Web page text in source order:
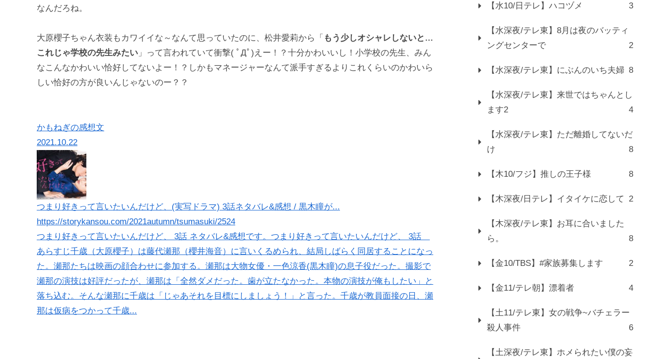
なんだろね。
大原櫻子ちゃん衣装もカワイイな～なんて思っていたのに、松井愛莉から「 もう少しオシャレしないと…
これじゃ学校の先生みたい 」って言われていて衝撃( ﾟДﾟ)えー！？十分かわいいし！小学校の先生、みん
なこんなかわいい恰好してないよー！？しかもマネージャーなんて派手すぎるよりこれくらいのかわいら
しい恰好の方が良いんじゃないのー？？
かもねぎの感想文
2021.10.22
つまり好きって言いたいんだけど、(実写ドラマ) 3話ネタバレ&感想 / 黒木瞳が...
https://storykansou.com/2021autumn/tsumasuki/2524
つまり好きって言いたいんだけど、 3話 ネタバレ&感想です。つまり好きって言いたいんだけど、 3話
あらすじ千歳（大原櫻子）は藤代瀬那（櫻井海音）に言いくるめられ、結局しばらく同居することになっ
た。瀬那たちは映画の顔合わせに参加する。瀬那は大物女優・一色涼香(黒木瞳)の息子役だった。撮影で
瀬那の演技は好評だったが、瀬那は「全然ダメだった。歯が立たなかった。本物の演技が俺もしたい」と
落ち込む。そんな瀬那に千歳は「じゃあそれを目標にしましょう！」と言った。千歳が教員面接の日、瀬
那は仮病をつかって千歳...
【水10/日テレ】ハコヅメ 3
【水深夜/テレ東】8月は夜のバッティ
ングセンターで
2
【水深夜/テレ東】にぶんのいち夫婦 8
【水深夜/テレ東】来世ではちゃんとし
ます2
4
【水深夜/テレ東】ただ離婚してないだ
け
8
【木10/フジ】推しの王子様 8
【木深夜/日テレ】イタイケに恋して 2
【木深夜/テレ東】お耳に合いました
ら。
8
【金10/TBS】#家族募集します 2
【金11/テレ朝】漂着者 4
【土11/テレ東】女の戦争~バチェラー
殺人事件
6
【土深夜/テレ東】ホメられたい僕の妄